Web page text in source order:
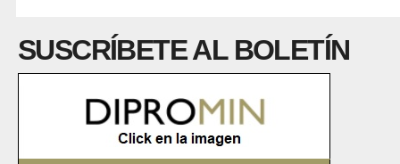
SUSCRÍBETE AL BOLETÍN